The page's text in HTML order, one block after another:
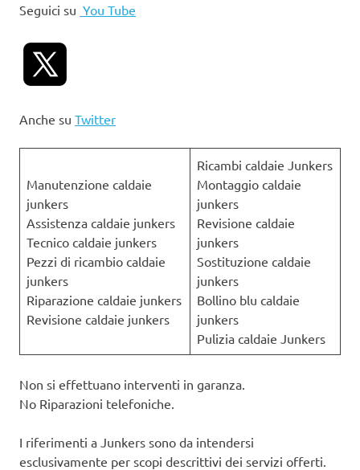
Seguici su You Tube
Anche su Twitter
Manutenzione caldaie
junkers
Assistenza caldaie junkers
Tecnico caldaie junkers
Pezzi di ricambio caldaie
junkers
Riparazione caldaie junkers
Revisione caldaie junkers
Ricambi caldaie Junkers
Montaggio caldaie
junkers
Revisione caldaie
junkers
Sostituzione caldaie
junkers
Bollino blu caldaie
junkers
Pulizia caldaie Junkers
Non si effettuano interventi in garanza.
No Riparazioni telefoniche.
I riferimenti a Junkers sono da intendersi
esclusivamente per scopi descrittivi dei servizi offerti.